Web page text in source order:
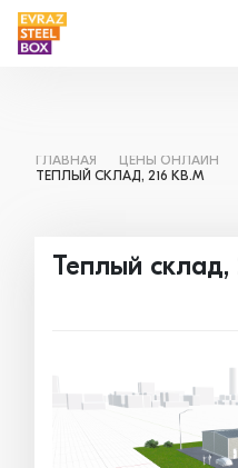
ГЛАВНАЯ ЦЕНЫ ОНЛАЙН
ТЕПЛЫЙ СКЛАД, 216 КВ.М
Теплый склад,